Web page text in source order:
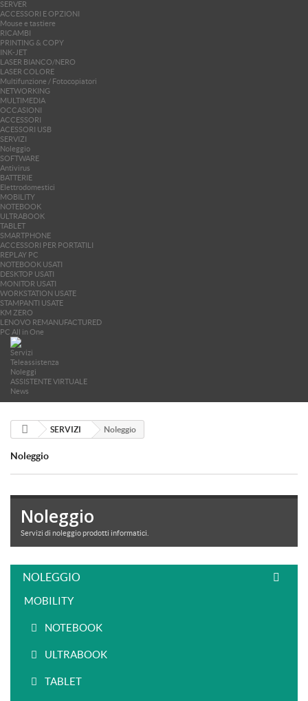
SERVER
ACCESSORI E OPZIONI
Mouse e tastiere
RICAMBI
PRINTING & COPY
INK-JET
LASER BIANCO/NERO
LASER COLORE
Multifunzione / Fotocopiatori
NETWORKING
MULTIMEDIA
OCCASIONI
ACCESSORI
ACESSORI USB
SERVIZI
Noleggio
SOFTWARE
Antivirus
BATTERIE
Elettrodomestici
MOBILITY
NOTEBOOK
ULTRABOOK
TABLET
SMARTPHONE
ACCESSORI PER PORTATILI
REPLAY PC
NOTEBOOK USATI
DESKTOP USATI
MONITOR USATI
WORKSTATION USATE
STAMPANTI USATE
KM ZERO
LENOVO REMANUFACTURED
PC All in One
Servizi
Teleassistenza
Noleggi
ASSISTENTE VIRTUALE
News
SERVIZI Noleggio
Noleggio
Noleggio
Servizi di noleggio prodotti informatici.
NOLEGGIO
MOBILITY
NOTEBOOK
ULTRABOOK
TABLET